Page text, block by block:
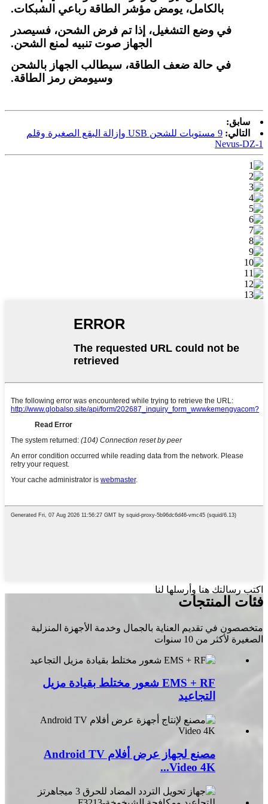
بالكامل، يومض مؤشر الطاقة رباعي الشبكات.
في وضع التشغيل، إذا تم فرض الشحن، فسيصدر
الجهاز صوت تنبيه لمنع الشحن.
في حالة ضعف الطاقة، سيطالب الجهاز بالشحن
وسيومض رمز الطاقة.
سابق:
التالي:
9 مستويات للشحن USB وإزالة البقع الصغيرة وقلم
Nevus-DZ-1
اكتب رسالتك هنا وأرسلها لنا
فئات المنتجات
متخصصون في تقديم العناية بالجمال وخدمة الأجهزة المنزلية
الصغيرة لأكثر من 10 سنوات
EMS + RF شعور مختلط بقيادة مزيل
التجاعيد
مصنع لجهاز عرض أفلام Android TV
Video 4K...